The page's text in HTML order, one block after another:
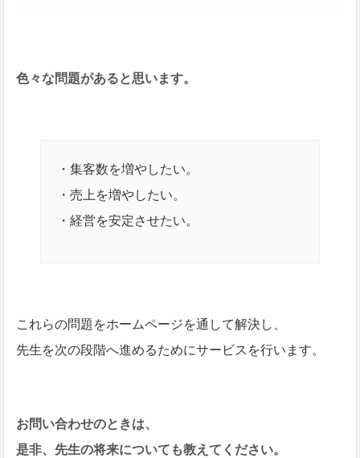
色々な問題があると思います。
・集客数を増やしたい。
・売上を増やしたい。
・経営を安定させたい。
これらの問題をホームページを通して解決し、
先生を次の段階へ進めるためにサービスを行います。
お問い合わせのときは、
是非、先生の将来についても教えてください。